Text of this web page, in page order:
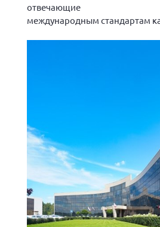
отвечающие
международным стандартам